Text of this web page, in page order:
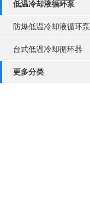
低温冷却液循环泵
防爆低温冷却液循环泵
台式低温冷却循环器
更多分类